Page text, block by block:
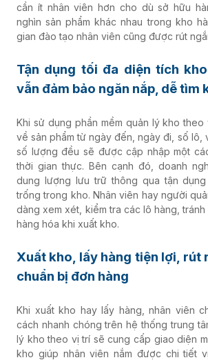
cần ít nhân viên hơn cho dù sở hữu
nghìn sản phẩm khác nhau trong kho
gian đào tạo nhân viên cũng được rút
Tận dụng tối đa diện tích
vẫn đảm bảo ngăn nắp, dễ tìm
Khi sử dụng phần mềm quản lý kho theo
về sản phẩm từ ngày đến, ngày đi, số lô,
số lượng đều sẽ được cập nhập một
thời gian thực. Bên cạnh đó, doanh
dung lượng lưu trữ thông qua tận
trống trong kho. Nhân viên hay người
dàng xem xét, kiểm tra các lô hàng,
hàng hóa khi xuất kho.
Xuất kho, lấy hàng tiện lợi, rút
chuẩn bị đơn hàng
Khi xuất kho hay lấy hàng, nhân viên
cách nhanh chóng trên hệ thống trung
lý kho theo vị trí sẽ cung cấp giao diện
kho giúp nhân viên nắm được chi tiết